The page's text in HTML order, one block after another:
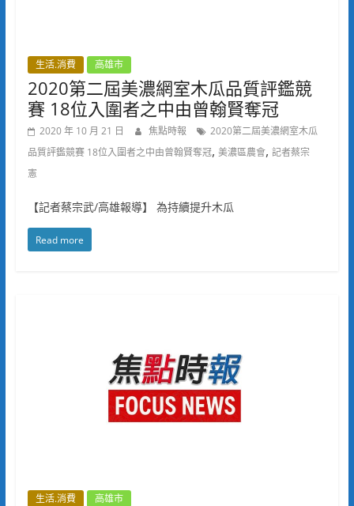
生活.消費 高雄市
2020第二屆美濃網室木瓜品質評鑑競
賽 18位入圍者之中由曾翰賢奪冠
2020 年 10 月 21 日 焦點時報
2020第二屆美濃網室木瓜
品質評鑑競賽 18位入圍者之中由曾翰賢奪冠, 美濃區農會, 記者蔡宗
憲
【記者蔡宗武/高雄報導】 為持續提升木瓜
Read more
生活.消費 高雄市